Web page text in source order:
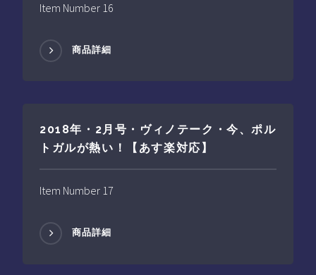
Item Number 16
商品詳細
2018年・2月号・ヴィノテーク・今、ポル
トガルが熱い！【あす楽対応】
Item Number 17
商品詳細